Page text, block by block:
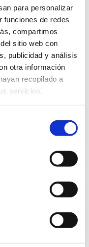
para personalizar
funciones de redes
compartimos
sitio web con
publicidad y análisis
otra información
recopilado a
servicios.